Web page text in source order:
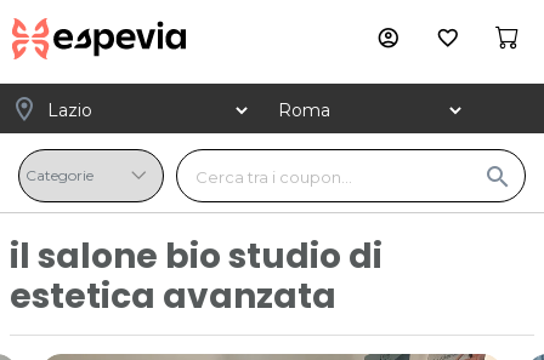
search
account_circle favorite_border
location_on
il salone bio studio di
estetica avanzata